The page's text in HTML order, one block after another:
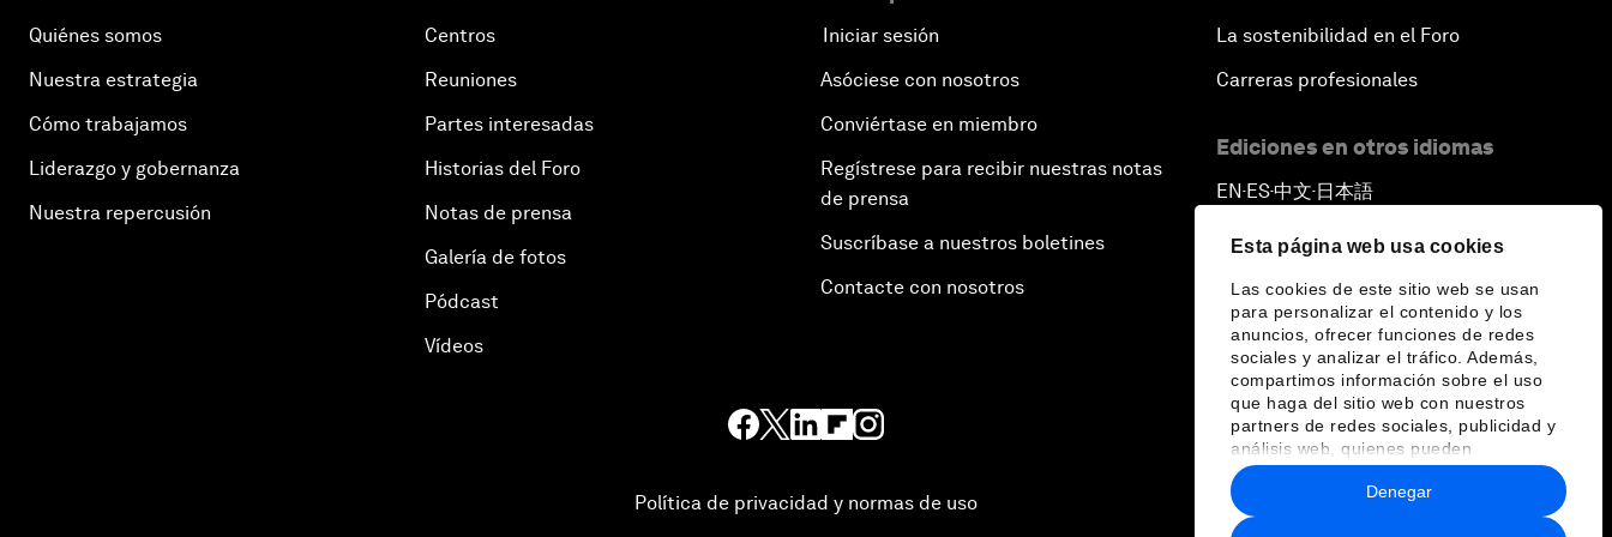
Esta página web usa cookies
Las cookies de este sitio web se usan
para personalizar el contenido y los
anuncios, ofrecer funciones de redes
sociales y analizar el tráfico. Además,
compartimos información sobre el uso
que haga del sitio web con nuestros
partners de redes sociales, publicidad y
análisis web, quienes pueden
combinarla con otra información que les
haya proporcionado o que hayan
recopilado a partir del uso que haya
Denegar
Quiénes somos
Nuestra estrategia
Cómo trabajamos
Liderazgo y gobernanza
Nuestra repercusión
Centros
Reuniones
Partes interesadas
Historias del Foro
Notas de prensa
Galería de fotos
Pódcast
Vídeos
Iniciar sesión
Asóciese con nosotros
Conviértase en miembro
Regístrese para recibir nuestras notas
de prensa
Suscríbase a nuestros boletines
Contacte con nosotros
La sostenibilidad en el Foro
Carreras profesionales
Ediciones en otros idiomas
EN ▪ ES▪中文▪ 日本語
Política de privacidad y normas de uso